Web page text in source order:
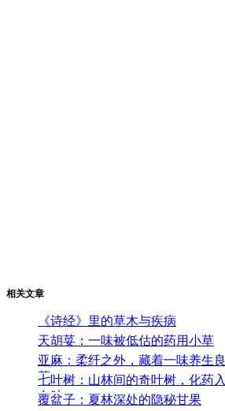
相关文章
《诗经》里的草木与疾病
天胡荽：一味被低估的药用小草
亚麻：柔纤之外，藏着一味养生良
药
七叶树：山林间的奇叶树，化药入
心脉
覆盆子：夏林深处的隐秘甘果